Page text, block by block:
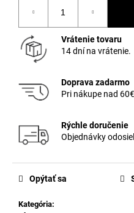
cena:
Vrátenie tovaru
14 dní na vrátenie.
Doprava zadarmo
Pri nákupe nad
Rýchle doručenie
Objednávky
Kategória:
Opýtať sa